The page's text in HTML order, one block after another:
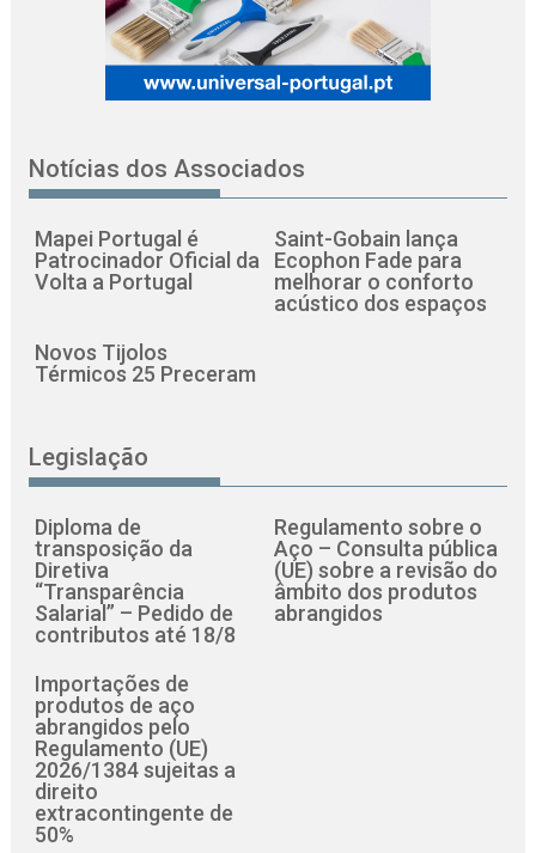
Notícias dos Associados
Mapei Portugal é
Patrocinador Oficial da
Volta a Portugal
Saint-Gobain lança
Ecophon Fade para
melhorar o conforto
acústico dos espaços
Novos Tijolos
Térmicos 25 Preceram
Legislação
Diploma de
transposição da
Diretiva
“Transparência
Salarial” – Pedido de
contributos até 18/8
Regulamento sobre o
Aço – Consulta pública
(UE) sobre a revisão do
âmbito dos produtos
abrangidos
Importações de
produtos de aço
abrangidos pelo
Regulamento (UE)
2026/1384 sujeitas a
direito
extracontingente de
50%